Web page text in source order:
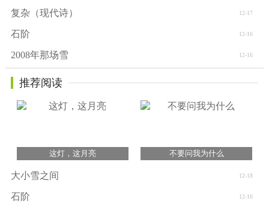
12-17
复杂（现代诗）
12-16
石阶
12-16
2008年那场雪
推荐阅读
这灯，这月亮 不要问我为什么
12-18
大小雪之间
12-16
石阶